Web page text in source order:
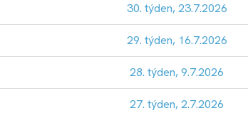
30. týden, 23.7.2026
29. týden, 16.7.2026
28. týden, 9.7.2026
27. týden, 2.7.2026